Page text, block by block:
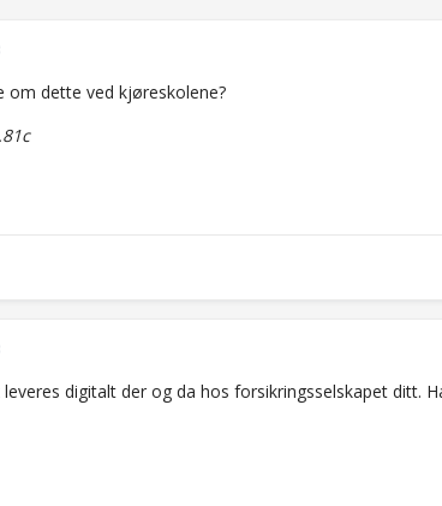
om dette ved kjøreskolene?
digitalt der og da hos forsikringsselskapet ditt.